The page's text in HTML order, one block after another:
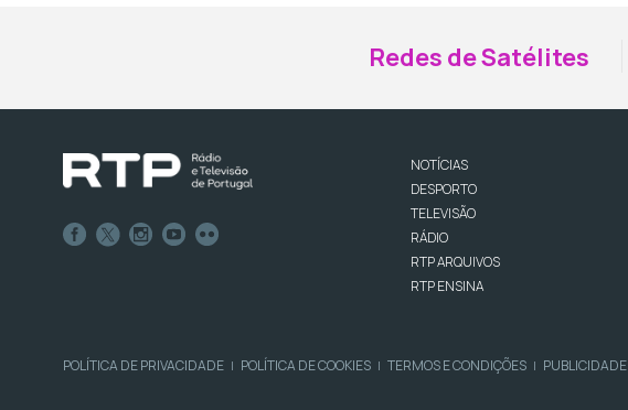
Redes de Satélites
NOTÍCIAS
DESPORTO
TELEVISÃO
RÁDIO
RTP ARQUIVOS
RTP ENSINA
POLÍTICA DE PRIVACIDADE | POLÍTICA DE COOKIES | TERMOS E CONDIÇÕES | PUBLICIDADE